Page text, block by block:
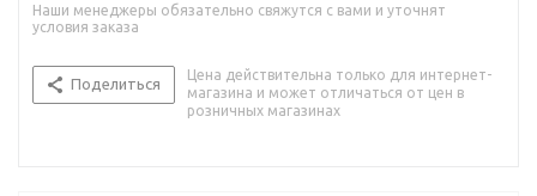
Наши менеджеры обязательно свяжутся с вами и уточнят
условия заказа
Поделиться
Цена действительна только для интернет-
магазина и может отличаться от цен в
розничных магазинах